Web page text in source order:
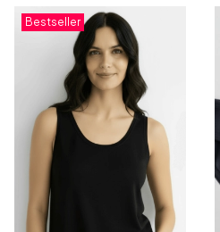
Bestseller